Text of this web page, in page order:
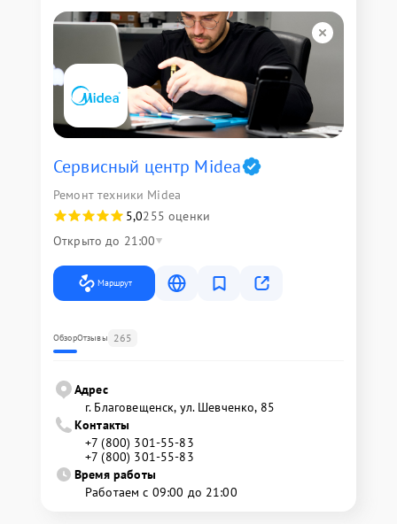
Сервисный центр Midea
Ремонт техники Midea
5,0255 оценки
Открыто до 21:00
Маршрут
ОбзорОтзывы 265
Адрес
г. Благовещенск, ул. Шевченко, 85
Контакты
+7 (800) 301-55-83
+7 (800) 301-55-83
Время работы
Работаем с 09:00 до 21:00